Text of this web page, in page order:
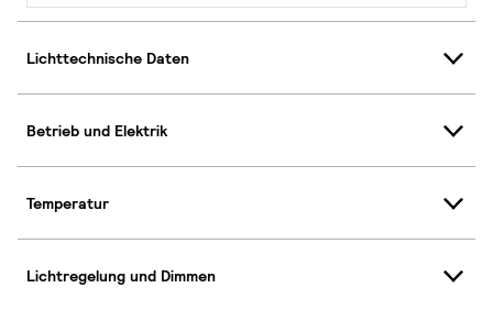
Lichttechnische Daten
Betrieb und Elektrik
Temperatur
Lichtregelung und Dimmen